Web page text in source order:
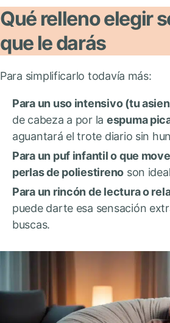
Qué relleno elegir
que le darás
Para simplificarlo todavía más:
Para un uso intensivo (tu
de cabeza a por la espuma
aguantará el trote diario sin
Para un puf infantil o que
perlas de poliestireno son
Para un rincón de lectura o
puede darte esa sensación
buscas.